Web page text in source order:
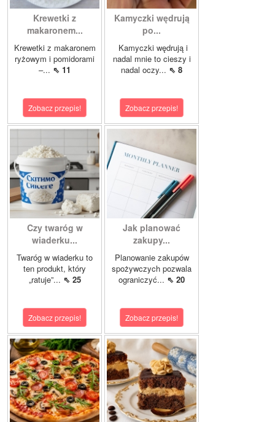
Krewetki z
makaronem...
Krewetki z makaronem
ryżowym i pomidorami
–... ⇖ 11
Zobacz przepis!
Kamyczki wędrują
po...
Kamyczki wędrują i
nadal mnie to cieszy i
nadal oczy... ⇖ 8
Zobacz przepis!
Czy twaróg w
wiaderku...
Twaróg w wiaderku to
ten produkt, który
„ratuje”... ⇖ 25
Zobacz przepis!
Jak planować
zakupy...
Planowanie zakupów
spożywczych pozwala
ograniczyć... ⇖ 20
Zobacz przepis!